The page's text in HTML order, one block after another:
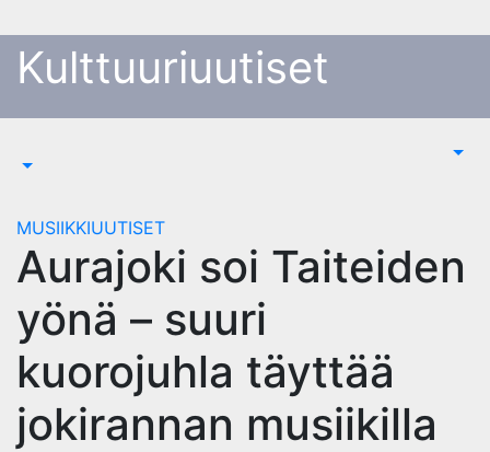
to
content
Kulttuuriuutiset
MUSIIKKIUUTISET
Aurajoki soi Taiteiden
yönä – suuri
kuorojuhla täyttää
jokirannan musiikilla